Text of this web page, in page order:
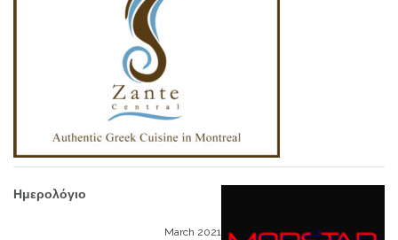
Ημερολόγιο
March 2021